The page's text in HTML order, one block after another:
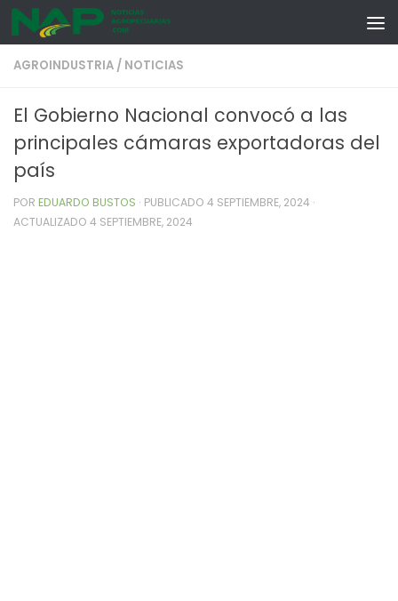
Skip to content
AGROINDUSTRIA / NOTICIAS
El Gobierno Nacional convocó a las
principales cámaras exportadoras del
país
POR EDUARDO BUSTOS · PUBLICADO 4 SEPTIEMBRE, 2024 ·
ACTUALIZADO 4 SEPTIEMBRE, 2024